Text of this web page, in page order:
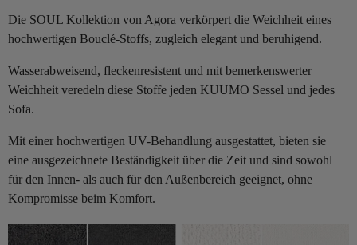
Die SOUL Kollektion von Agora verkörpert die Weichheit eines
hochwertigen Bouclé-Stoffs, zugleich elegant und beruhigend.
Wasserabweisend, fleckenresistent und mit bemerkenswerter
Weichheit veredeln diese Stoffe jeden KUUMO Sessel und jedes
Sofa.
Mit einer hochwertigen UV-Behandlung ausgestattet, bieten sie
eine ausgezeichnete Beständigkeit über die Zeit und sind sowohl
für den Innen- als auch für den Außenbereich geeignet, ohne
Kompromisse beim Komfort.